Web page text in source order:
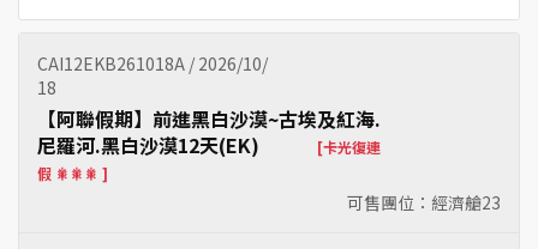
CAI12EKB261018A / 2026/10/
18
可售團位：經濟艙23
【阿聯假期】前進黑白沙漠~古埃及紅海.
尼羅河.黑白沙漠12天(EK)
[卡光復連
假 🎇🎇🎇 ]